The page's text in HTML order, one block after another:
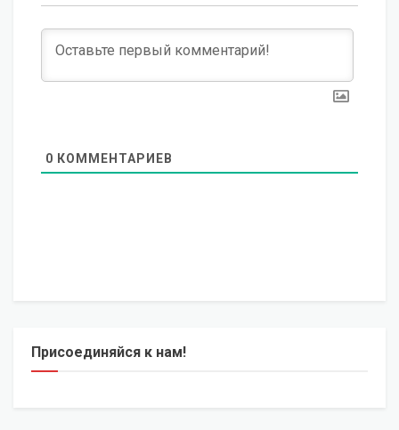
0 КОММЕНТАРИЕВ
Присоединяйся к нам!